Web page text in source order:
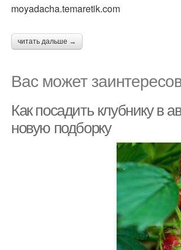
moyadacha.temaretik.com
читать дальше →
Вас может
Как посадить клубнику в
новую подборку